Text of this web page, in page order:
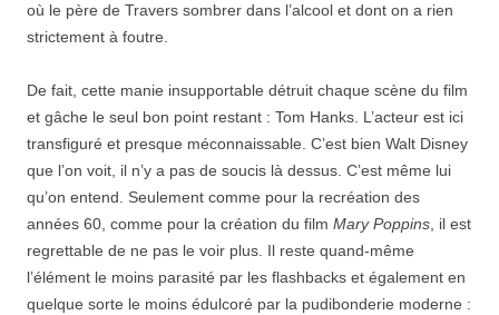
où le père de Travers sombrer dans l’alcool et dont on a rien
strictement à foutre.
De fait, cette manie insupportable détruit chaque scène du film
et gâche le seul bon point restant : Tom Hanks. L’acteur est ici
transfiguré et presque méconnaissable. C’est bien Walt Disney
que l’on voit, il n’y a pas de soucis là dessus. C’est même lui
qu’on entend. Seulement comme pour la recréation des
années 60, comme pour la création du film Mary Poppins , il est
regrettable de ne pas le voir plus. Il reste quand-même
l’élément le moins parasité par les flashbacks et également en
quelque sorte le moins édulcoré par la pudibonderie moderne :